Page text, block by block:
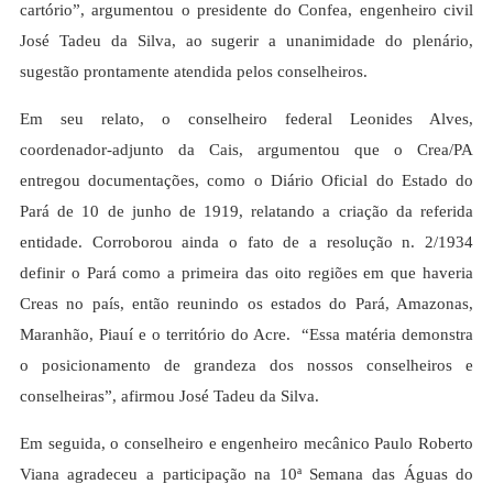
cartório”, argumentou o presidente do Confea, engenheiro civil
José Tadeu da Silva, ao sugerir a unanimidade do plenário,
sugestão prontamente atendida pelos conselheiros.
Em seu relato, o conselheiro federal Leonides Alves,
coordenador-adjunto da Cais, argumentou que o Crea/PA
entregou documentações, como o Diário Oficial do Estado do
Pará de 10 de junho de 1919, relatando a criação da referida
entidade. Corroborou ainda o fato de a resolução n. 2/1934
definir o Pará como a primeira das oito regiões em que haveria
Creas no país, então reunindo os estados do Pará, Amazonas,
Maranhão, Piauí e o território do Acre. “Essa matéria demonstra
o posicionamento de grandeza dos nossos conselheiros e
conselheiras”, afirmou José Tadeu da Silva.
Em seguida, o conselheiro e engenheiro mecânico Paulo Roberto
Viana agradeceu a participação na 10ª Semana das Águas do